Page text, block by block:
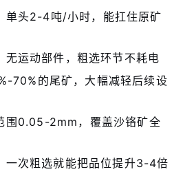
单头2-4吨/小时，能扛住原矿
无运动部件，粗选环节不耗电
70%的尾矿，大幅减轻后续设
围0.05-2mm，覆盖沙铬矿全
一次粗选就能把品位提升3-4倍